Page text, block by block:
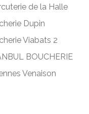
de la Halle
Dupin
Viabats 2
BOUCHERIE
Venaison